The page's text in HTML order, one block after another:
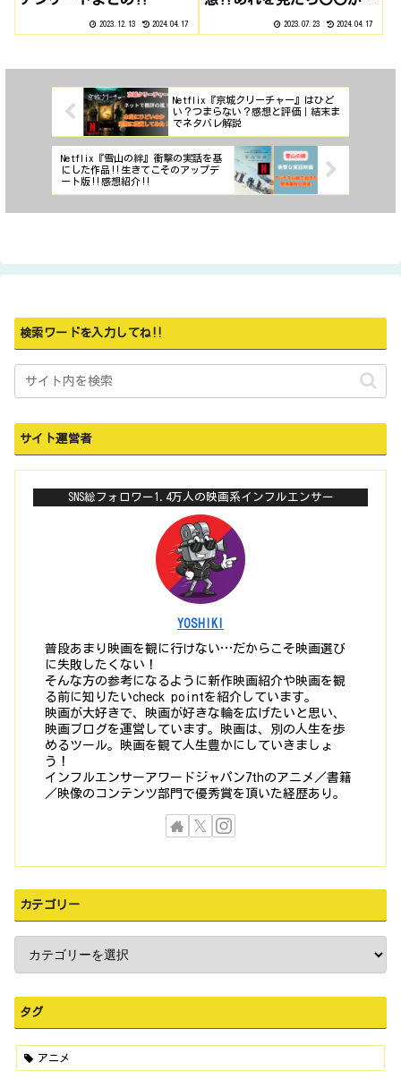
2023.12.13 2024.04.17 2023.07.23 2024.04.17
Netflix『京城クリーチャー』はひど
い？つまらない？感想と評価｜結末ま
でネタバレ解説
Netflix『雪山の絆』衝撃の実話を基
にした作品‼生きてこそのアップデ
ート版‼感想紹介‼
検索ワードを入力してね‼
サイト運営者
SNS総フォロワー1.4万人の映画系インフルエンサー
YOSHIKI
普段あまり映画を観に行けない…だからこそ映画選び
に失敗したくない！
そんな方の参考になるように新作映画紹介や映画を観
る前に知りたいcheck pointを紹介しています。
映画が大好きで、映画が好きな輪を広げたいと思い、
映画ブログを運営しています。映画は、別の人生を歩
めるツール。映画を観て人生豊かにしていきましょ
う！
インフルエンサーアワードジャパン7thのアニメ／書籍
／映像のコンテンツ部門で優秀賞を頂いた経歴あり。
カテゴリー
タグ
アニメ